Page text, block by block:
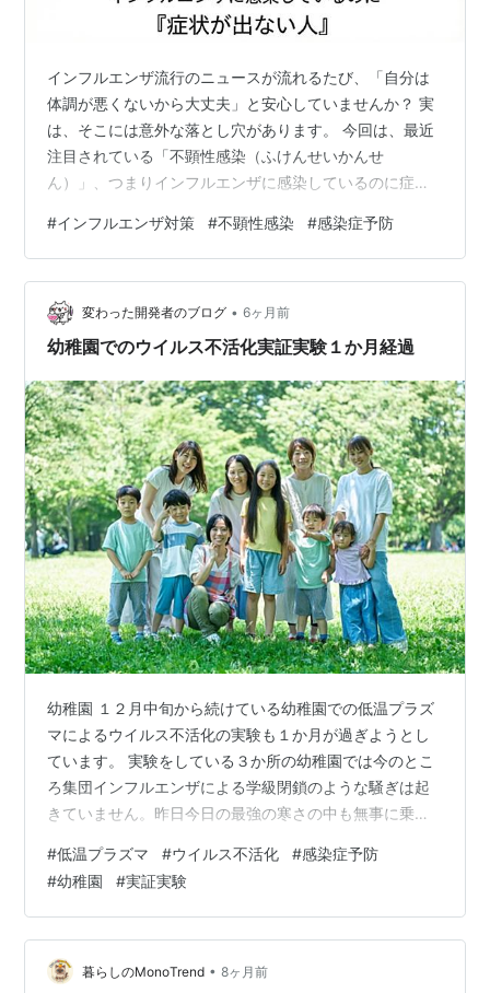
インフルエンザ流行のニュースが流れるたび、「自分は
体調が悪くないから大丈夫」と安心していませんか？ 実
は、そこには意外な落とし穴があります。 今回は、最近
注目されている「不顕性感染（ふけんせいかんせ
ん）」、つまりインフルエンザに感染しているのに症状
ちが取るべき行動をお伝えします。 1. 症状がないのに
「感染している」とはどういうこと？ 通常、インフルエ
ンザウイルスが体内に侵入すると、高熱、咳、関節痛と
いった激しい症状が現れます。 しかし、中にはウイルス
が体内で増殖しているにもかかわらず、全く症状が出な
#インフルエンザ対策 #不顕性感染 #感染症予防
変わった開発者のブログ • 6ヶ月前
幼稚園でのウイルス不活化実証実験１か月経過
幼稚園 １２月中旬から続けている幼稚園での低温プラズ
マによるウイルス不活化の実験も１か月が過ぎようとし
ています。 実験をしている３か所の幼稚園では今のとこ
ろ集団インフルエンザによる学級閉鎖のような騒ぎは起
きていません。昨日今日の最強の寒さの中も無事に乗り
を乗り切ってくれれば、低温プラズマによる低温除菌の
効果も確かなものになってくれると期待しています。
#低温プラズマ #ウイルス不活化 #感染症予防
#幼稚園 #実証実験
暮らしのMonoTrend • 8ヶ月前